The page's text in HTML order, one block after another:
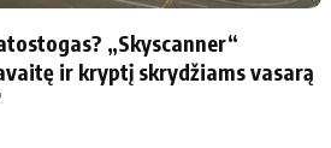
Ekonomikos naujienos
„Skyscanner“
ir kryptį skrydžiams vasarą